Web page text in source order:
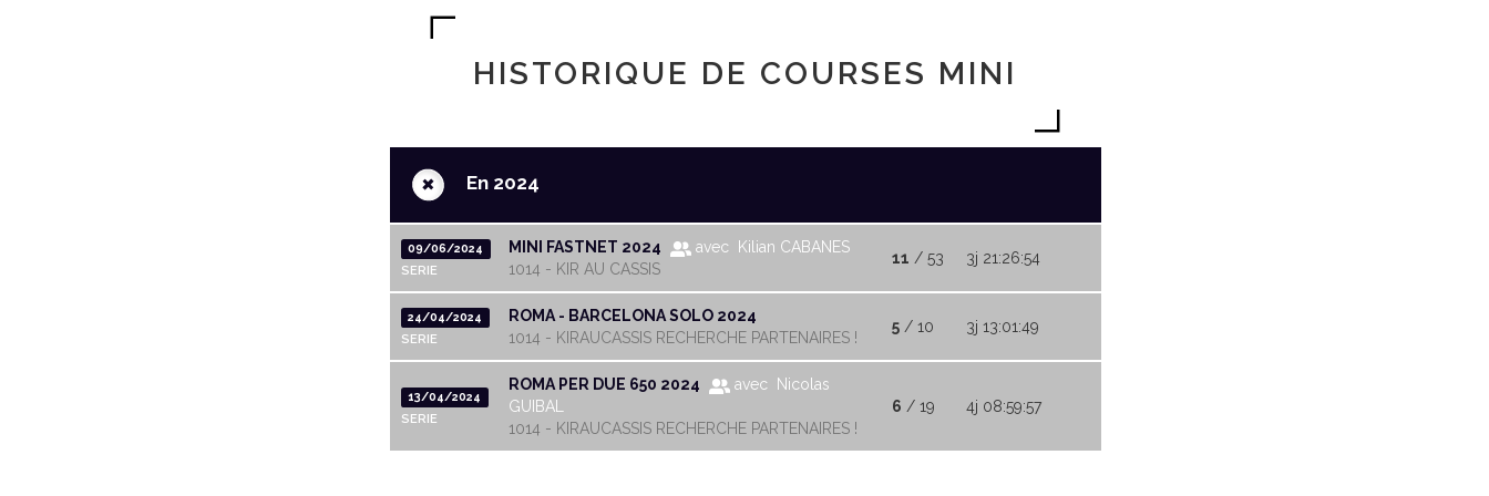
HISTORIQUE DE COURSES MINI
+ En 2024
09/06/2024
SERIE
MINI FASTNET 2024
avec Kilian CABANES
1014 - KIR AU CASSIS
11 / 53 3j 21:26:54
24/04/2024
SERIE
ROMA - BARCELONA SOLO 2024
1014 - KIRAUCASSIS RECHERCHE PARTENAIRES !
5 / 10 3j 13:01:49
13/04/2024
SERIE
ROMA PER DUE 650 2024
avec Nicolas
GUIBAL
1014 - KIRAUCASSIS RECHERCHE PARTENAIRES !
6 / 19 4j 08:59:57